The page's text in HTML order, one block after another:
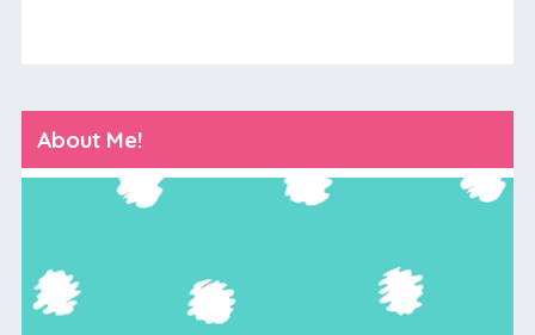
About Me!